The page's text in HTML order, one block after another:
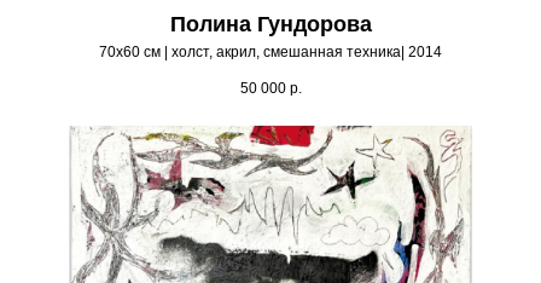
Полина Гундорова
70х60 см | холст, акрил, смешанная техника| 2014
50 000 р.